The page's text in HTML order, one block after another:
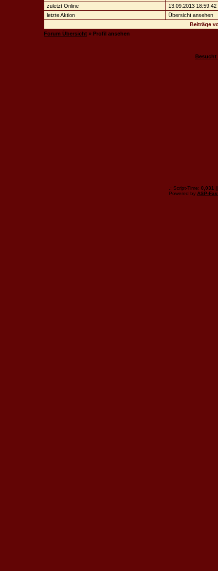
zuletzt Online
13.09.2013 18:59:42
letzte Aktion
Übersicht ansehen
Beiträge
Forum Übersicht » Profil ansehen
Besucht
.: Script-Time: 0,031
Powered by ASP-